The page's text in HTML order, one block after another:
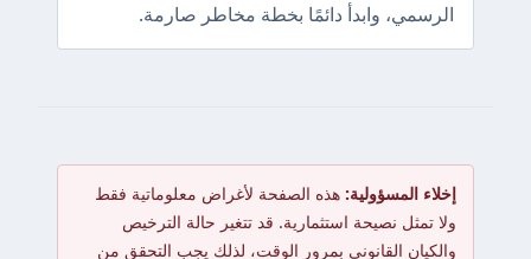
الرسمي، وابدأ دائمًا بخطة مخاطر صارمة.
إخلاء المسؤولية: هذه الصفحة لأغراض معلوماتية فقط
ولا تمثل نصيحة استثمارية. قد تتغير حالة الترخيص
والكيان القانوني بمرور الوقت، لذلك يجب التحقق من